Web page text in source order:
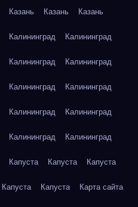
Казань Казань Казань
Калининград Калининград
Калининград Калининград
Калининград Калининград
Калининград Калининград
Калининград Калининград
Капуста Капуста Капуста
Капуста Капуста Карта сайта